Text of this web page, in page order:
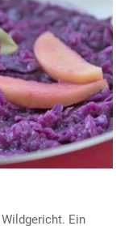
Ein